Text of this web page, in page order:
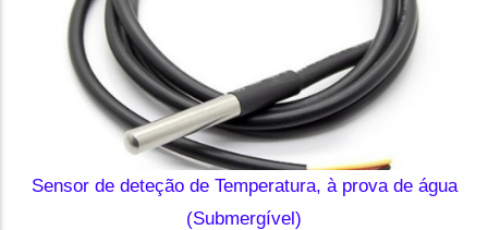
Sensor de deteção de Temperatura, à prova de água
(Submergível)